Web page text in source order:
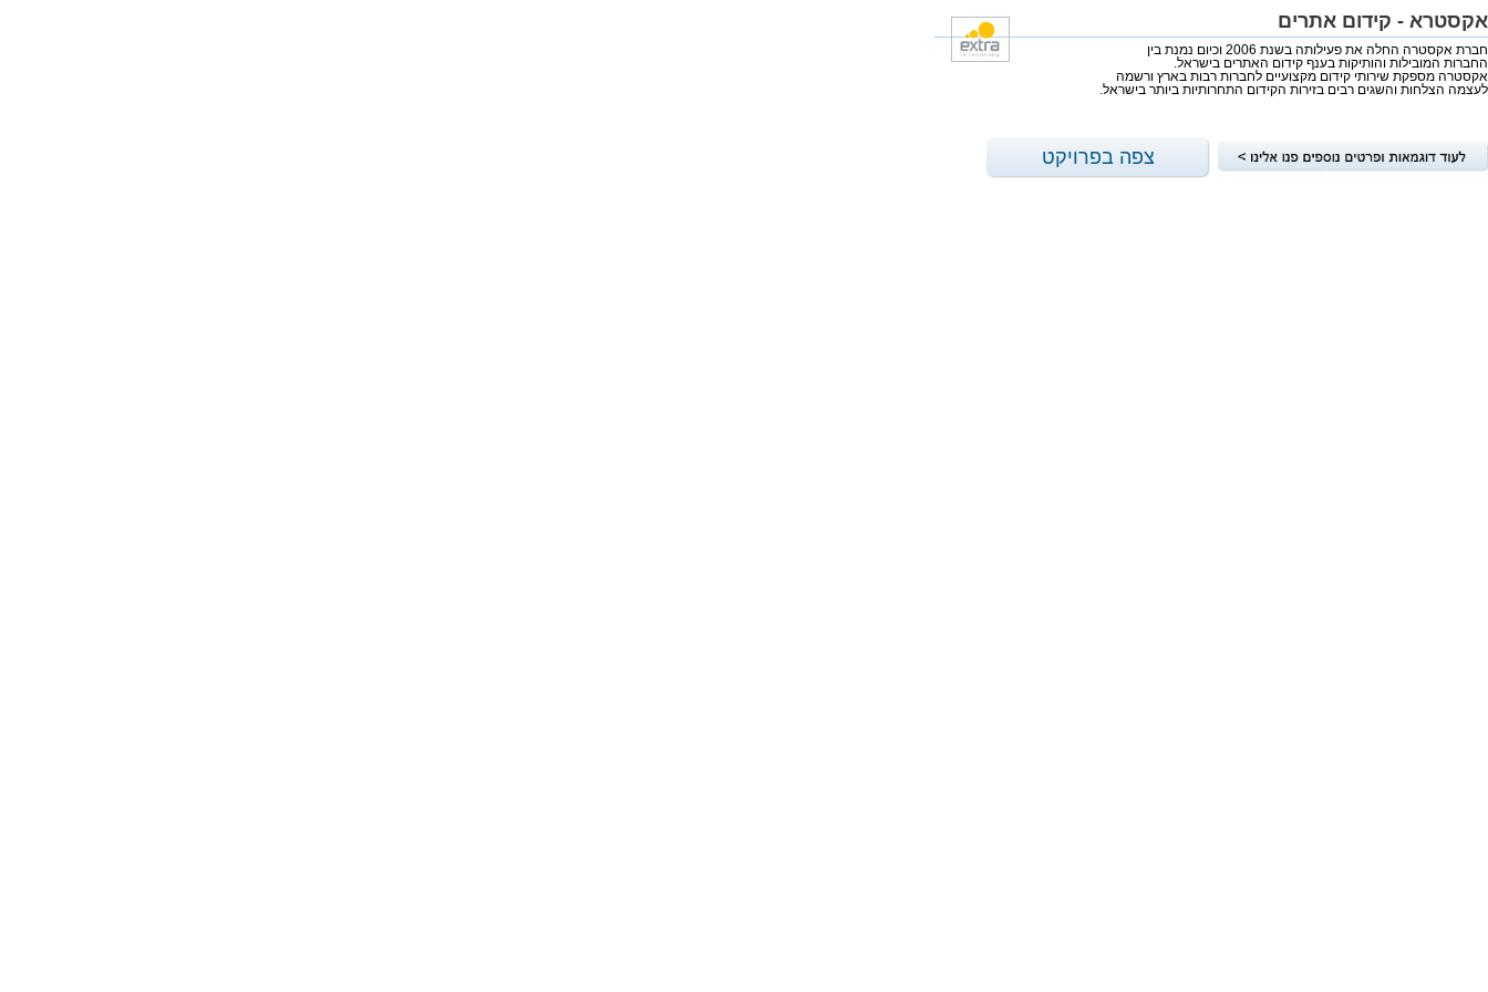
אקסטרא - קידום אתרים
חברת אקסטרה החלה את פעילותה בשנת 2006 וכיום נמנת בין
החברות המובילות והותיקות בענף קידום האתרים בישראל.
אקסטרה מספקת שירותי קידום מקצועיים לחברות רבות בארץ ורשמה
לעצמה הצלחות והשגים רבים בזירות הקידום התחרותיות ביותר בישראל.
צפה בפרויקט